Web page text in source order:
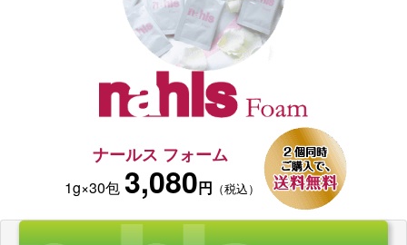
ナールス フォーム
1g×30包 3,080円 （税込）